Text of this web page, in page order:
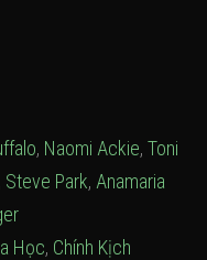
, Naomi Ackie, Toni
Steve Park, Anamaria
Học, Chính Kịch